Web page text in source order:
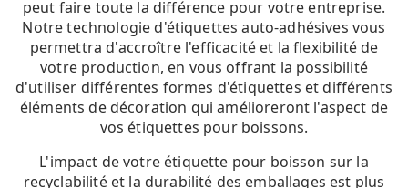
peut faire toute la différence pour votre entreprise.
Notre technologie d'étiquettes auto-adhésives vous
permettra d'accroître l'efficacité et la flexibilité de
votre production, en vous offrant la possibilité
d'utiliser différentes formes d'étiquettes et différents
éléments de décoration qui amélioreront l'aspect de
vos étiquettes pour boissons.
L'impact de votre étiquette pour boisson sur la
recyclabilité et la durabilité des emballages est plus